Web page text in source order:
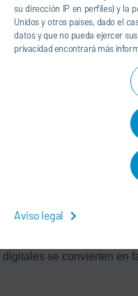
su dirección IP en perfiles) y la
Unidos y otros países, dado el
datos y que no pueda ejercer
privacidad encontrará más
Aviso legal
asienta sobre cinco
completa, software
eficiencia total de la
para establecer
para todas las
procesos pensados de
y asistencia en todo el
clientes
juega un
software y experiencia
se convierten en